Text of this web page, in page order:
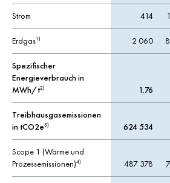
Strom 414
Erdgas1) 2 060
Spezifischer
Energieverbrauch in
MWh/t2) 1.76
Treibhausgasemissionen
in tCO2e3) 624 534
Scope 1 (Wärme und
Prozessemissionen)4) 487 378